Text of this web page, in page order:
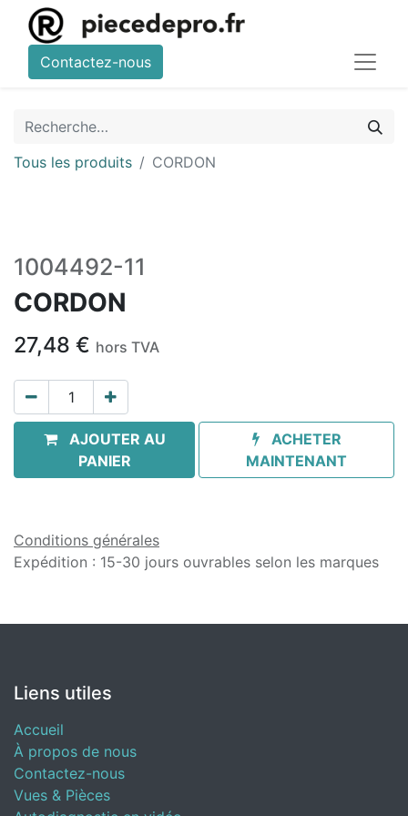
Contactez-nous
Tous les produits CORDON
1004492-11
CORDON
27,48 € hors TVA
AJOUTER AU
PANIER
ACHETER
MAINTENANT
Conditions générales
Expédition : 15-30 jours ouvrables selon les marques
Liens utiles
Accueil
À propos de nous
Contactez-nous
Vues & Pièces